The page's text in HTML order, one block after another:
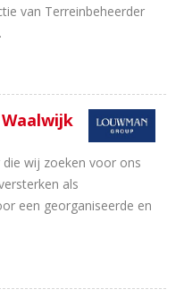
van Terreinbeheerder
wij zoeken voor ons
als
een georganiseerde en